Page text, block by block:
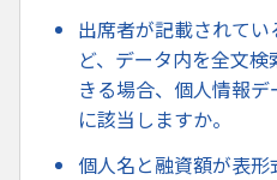
出席者が記載されて
ど、データ内を全文
きる場合、個人情報
に該当しますか。
個人名と融資額が表